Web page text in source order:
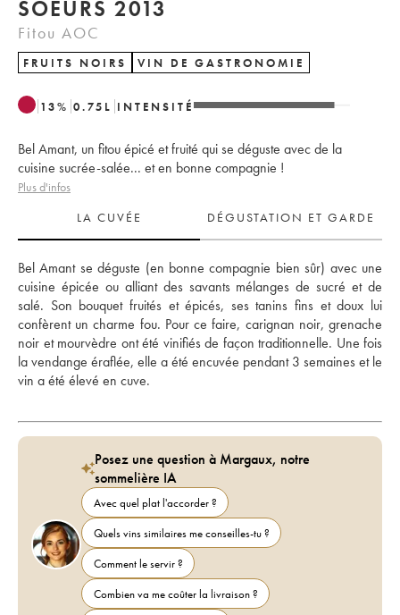
SOEURS 2013
Fitou AOC
FRUITS NOIRS VIN DE GASTRONOMIE
13% 0.75 L INTENSITÉ
Bel Amant, un fitou épicé et fruité qui se déguste avec de la
cuisine sucrée-salée... et en bonne compagnie !
Plus d'infos
LA CUVÉE
DÉGUSTATION ET GARDE
Bel Amant se déguste (en bonne compagnie bien sûr) avec une
cuisine épicée ou alliant des savants mélanges de sucré et de
salé. Son bouquet fruités et épicés, ses tanins fins et doux lui
confèrent un charme fou. Pour ce faire, carignan noir, grenache
noir et mourvèdre ont été vinifiés de façon traditionnelle. Une fois
la vendange éraflée, elle a été encuvée pendant 3 semaines et le
vin a été élevé en cuve.
Posez une question à Margaux, notre
sommelière IA
Avec quel plat l'accorder ?
Quels vins similaires me conseilles-tu ?
Comment le servir ?
Combien va me coûter la livraison ?